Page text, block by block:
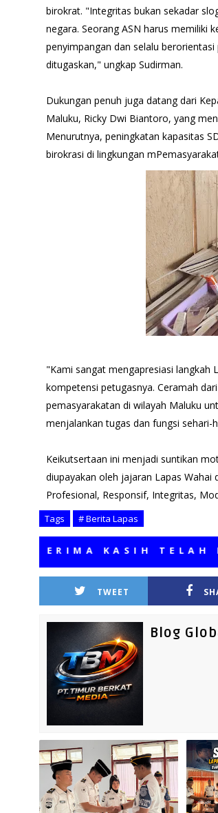
birokrat. "Integritas bukan sekadar
negara. Seorang ASN harus memiliki
penyimpangan dan selalu
ditugaskan," ungkap Sudirman.
Dukungan penuh juga datang dari
Maluku, Ricky Dwi Biantoro, yang
Menurutnya, peningkatan kapasitas
birokrasi di lingkungan
"Kami sangat mengapresiasi langkah
kompetensi petugasnya. Ceramah
pemasyarakatan di wilayah Maluku
menjalankan tugas dan fungsi sehari-
Keikutsertaan ini menjadi suntikan
diupayakan oleh jajaran Lapas Wahai
Profesional, Responsif, Integritas,
Tags # Berita Lapas
KASIH TELAH
TWEET
Blog